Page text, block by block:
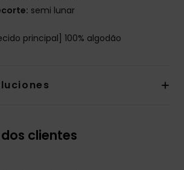
semi lunar
principal] 100% algodão
clientes